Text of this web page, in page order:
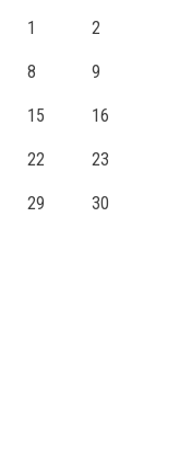
1 2
8 9
15 16
22 23
29 30